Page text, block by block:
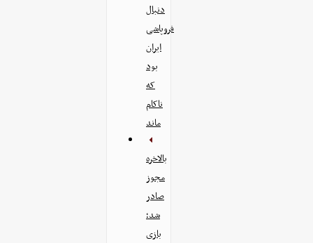
دنبال
فروپاشی
ایران
بود
که
ناکام
ماند
بالاخره
مجوز
صادر
شد؛
بازی